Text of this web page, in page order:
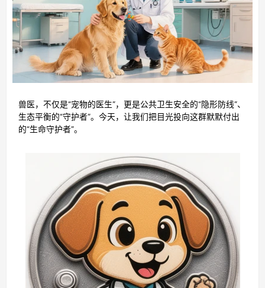
兽医，不仅是“宠物的医生”，更是公共卫生安全的“隐形防线”、
生态平衡的“守护者”。今天，让我们把目光投向这群默默付出
的“生命守护者”。